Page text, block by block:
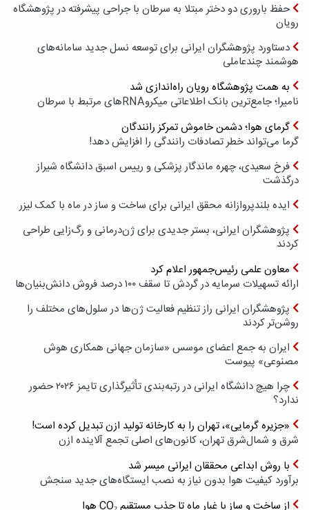
حفظ باروری دو دختر مبتلا به سرطان با جراحی پیشرفته در پژوهشگاه
رویان
دستاورد پژوهشگران ایرانی برای توسعه نسل جدید سامانه‌های
هوشمند چندعاملی
به همت پژوهشگاه رویان راه‌اندازی شد
نامیرا؛ جامع‌ترین بانک اطلاعاتی میکروRNAهای مرتبط با سرطان
گرمای هوا؛ دشمن خاموش تمرکز رانندگان
گرما می‌تواند خطر تصادفات رانندگی را افزایش دهد!
فرخ سعیدی، چهره ماندگار پزشکی و رییس اسبق دانشگاه شیراز
درگذشت
ایده بلندپروازانه محقق ایرانی برای ساخت و ساز در ماه با کمک لیزر
پژوهشگران ایرانی، بستر جدیدی برای ژن‌درمانی و رگ‌زایی طراحی
کردند
معاون علمی رئیس‌جمهور اعلام کرد
ارائه تسهیلات سرمایه در گردش تا سقف ۱۰۰ درصد فروش دانش‌بنیان‌ها
پژوهشگران ایرانی راز تنظیم فعالیت ژن‌ها در سلول‌های مختلف را
روشن‌تر کردند
ایران به جمع اعضای موسس «سازمان جهانی همکاری هوش
مصنوعی» پیوست
چرا هیچ دانشگاه ایرانی در رتبه‌بندی تأثیرگذاری تایمز ۲۰۲۶ حضور
ندارد؟
«جزیره گرمایی»، تهران را به کارخانه تولید ازن تبدیل کرده است!
شرق و شمال‌شرق تهران، کانون‌های اصلی تجمع آلاینده ازن
با روش ابداعی محققان ایرانی میسر شد
برآورد کیفیت هوا بدون نیاز به نصب ایستگاه‌های جدید سنجش
از ساخت و ساز با غبار ماه تا جذب مستقیم CO₂ هوا